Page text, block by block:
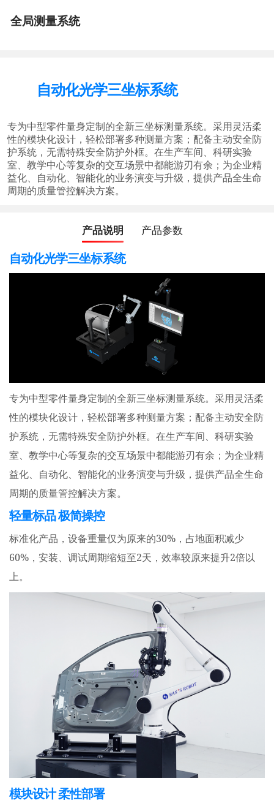
全局测量系统
自动化光学三坐标系统
专为中型零件量身定制的全新三坐标测量系统。采用灵活柔
性的模块化设计，轻松部署多种测量方案；配备主动安全防
护系统，无需特殊安全防护外框。在生产车间、科研实验
室、教学中心等复杂的交互场景中都能游刃有余；为企业精
益化、自动化、智能化的业务演变与升级，提供产品全生命
周期的质量管控解决方案。
产品说明 产品参数
自动化光学三坐标系统
专为中型零件量身定制的全新三坐标测量系统。采用灵活柔
性的模块化设计，轻松部署多种测量方案；配备主动安全防
护系统，无需特殊安全防护外框。在生产车间、科研实验
室、教学中心等复杂的交互场景中都能游刃有余；为企业精
益化、自动化、智能化的业务演变与升级，提供产品全生命
周期的质量管控解决方案。
轻量标品 极简操控
标准化产品，设备重量仅为原来的30%，占地面积减少
60%，安装、调试周期缩短至2天，效率较原来提升2倍以
上。
模块设计 柔性部署